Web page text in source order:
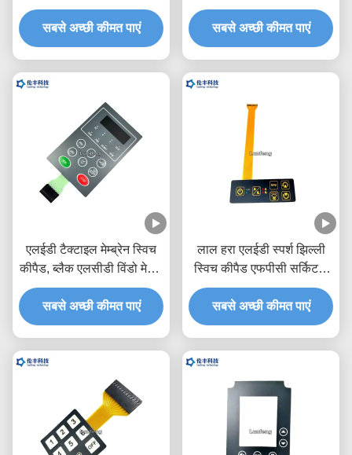
मेडिकल उपकरण
सबसे अच्छी कीमत पाएं
साथ
सबसे अच्छी कीमत पाएं
एलईडी टैक्टाइल मेम्ब्रेन स्विच
कीपैड, ब्लैक एलसीडी विंडो मेटल
डोम टैक्टाइल स्विच
सबसे अच्छी कीमत पाएं
लाल हरा एलईडी स्पर्श झिल्ली
स्विच कीपैड एफपीसी सर्किट 3
एम चिपकने वाला
सबसे अच्छी कीमत पाएं